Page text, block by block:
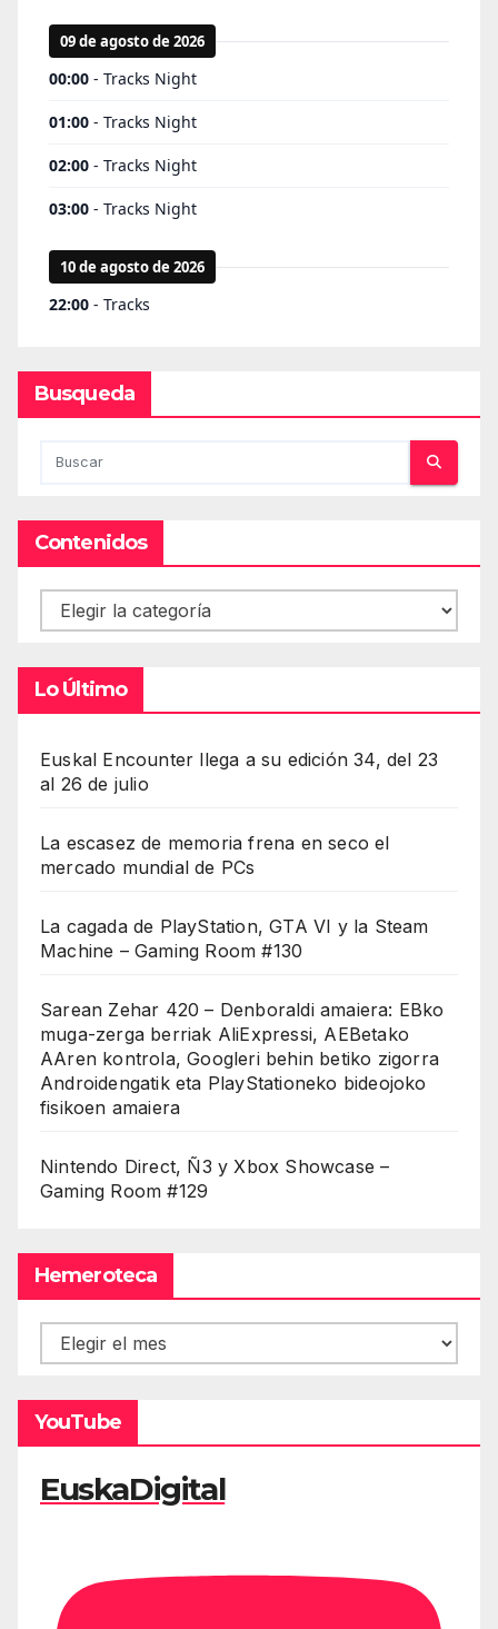
Busqueda
Contenidos
Contenidos
Lo Último
Euskal Encounter llega a su edición 34, del 23
al 26 de julio
La escasez de memoria frena en seco el
mercado mundial de PCs
La cagada de PlayStation, GTA VI y la Steam
Machine – Gaming Room #130
Sarean Zehar 420 – Denboraldi amaiera: EBko
muga-zerga berriak AliExpressi, AEBetako
AAren kontrola, Googleri behin betiko zigorra
Androidengatik eta PlayStationeko bideojoko
fisikoen amaiera
Nintendo Direct, Ñ3 y Xbox Showcase –
Gaming Room #129
Hemeroteca
Hemeroteca
YouTube
EuskaDigital